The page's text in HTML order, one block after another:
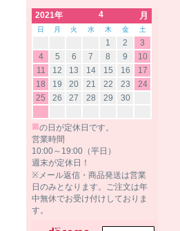
2021年 4 月
日 月 火 水 木 金 土
1 2
3
4
5 6 7 8 9
10
11
12 13 14 15 16
17
18
19 20 21 22 23
24
25
26 27 28 29 30
■の日が定休日です。
営業時間
10:00～19:00（平日）
週末が定休日！
※メール返信・商品発送は営業
日のみとなります。ご注文は年
中無休でお受け付けしておりま
す。